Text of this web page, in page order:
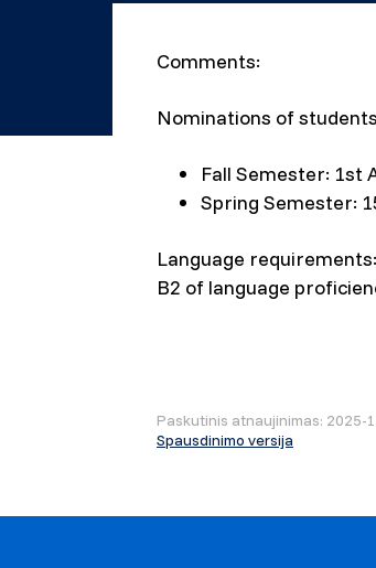
Comments:
Nominations of
Fall Semester: 1st
Spring Semester:
Language requirements:
B2 of language
Paskutinis atnaujinimas: 2025-
Spausdinimo versija